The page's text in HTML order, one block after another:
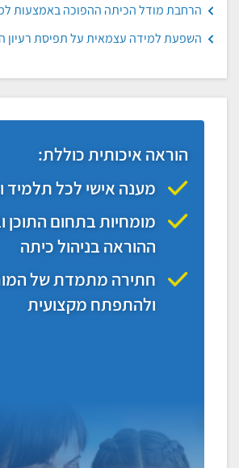
הרחבת מודל הכיתה ההפוכה באמצעות למידה דיגיטלית בהכוונה עצמית, אישית
השפעת למידה עצמאית על תפיסת רעיון המדרג הביולוגי ברמות חשיבה גבוהות בקרב תלמידות
הוראה איכותית כוללת:
מענה אישי לכל תלמיד
מומחיות בתחום התוכן
ההוראה בניהול כיתה
חתירה מתמדת של
ולהתפתח מקצועית